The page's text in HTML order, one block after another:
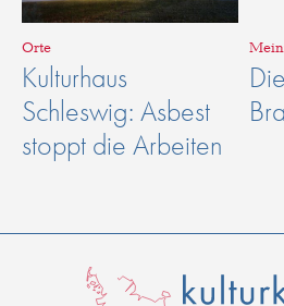
Orte
Kulturhaus
Schleswig: Asbest
stoppt die Arbeiten